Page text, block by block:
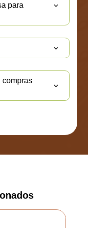
para
compras